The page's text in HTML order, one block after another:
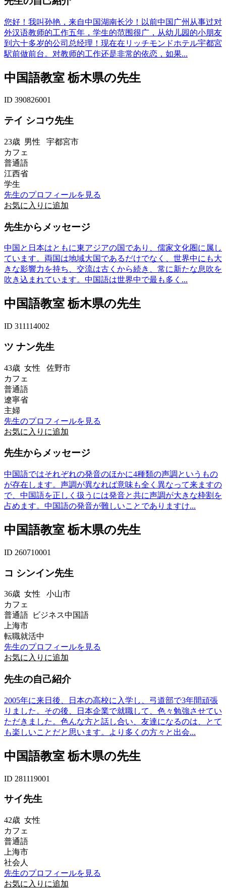
您好！我叫孙艳，来自中国湖南长沙！以前中国广州从事过对
外汉语教师的工作五年，学生的范围很广，从幼儿园的小朋友
到六十多岁的公司总经理！现在在リッチモンドホテル宇都宮
駅前做前台。对教师的工作还是非常的依恋，如果...
中国語教室 栃木県の先生
ID 390826001
テイ シコウ先生
23歳 男性 宇都宮市
カフェ
普通語
江西省
学生
先生のプロフィールを見る
お気に入りに追加
先生からメッセージ
中国と日本はともに東アジアの国であり、儒家文化圏に属し
ています。両国は地域大国であるだけでなく、世界中にも大
きな影響力を持ち、交流は古くから続き、常に新たな息吹を
吹き込まれています。中国語は世界中で最も多く...
中国語教室 栃木県の先生
ID 311114002
ツ ナン先生
43歳 女性 佐野市
カフェ
普通語
遼寧省
主婦
先生のプロフィールを見る
お気に入りに追加
先生からメッセージ
中国語ではそれぞれの発音のほかに4種類の声調というもの
が存在します。声調が異なれば意味も全く異なって来ますの
で、中国語を正しく扱うには発音と共に声調が大きな枠割を
占めます。中国語の発音が難しいことでありますけ...
中国語教室 栃木県の先生
ID 260710001
コ シンイン先生
36歳 女性 小山市
カフェ
普通語 ビジネス中国語
上海市
転職就活中
先生のプロフィールを見る
お気に入りに追加
先生の自己紹介
2005年に来日後、日本の高校に入学し、弓道部で3年間頑張
りました。その後、日本企業で就職して、色々勉強させてい
ただきました。色んな方と話し合い、友達になるのは、とて
も楽しいことだと思います。より多くの方々と出会...
中国語教室 栃木県の先生
ID 281119001
サイ先生
42歳 女性
カフェ
普通語
上海市
社会人
先生のプロフィールを見る
お気に入りに追加